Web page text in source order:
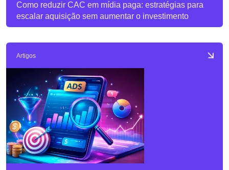
Como reduzir CAC em mídia paga: estratégias para
escalar aquisição sem aumentar o investimento
Artigos